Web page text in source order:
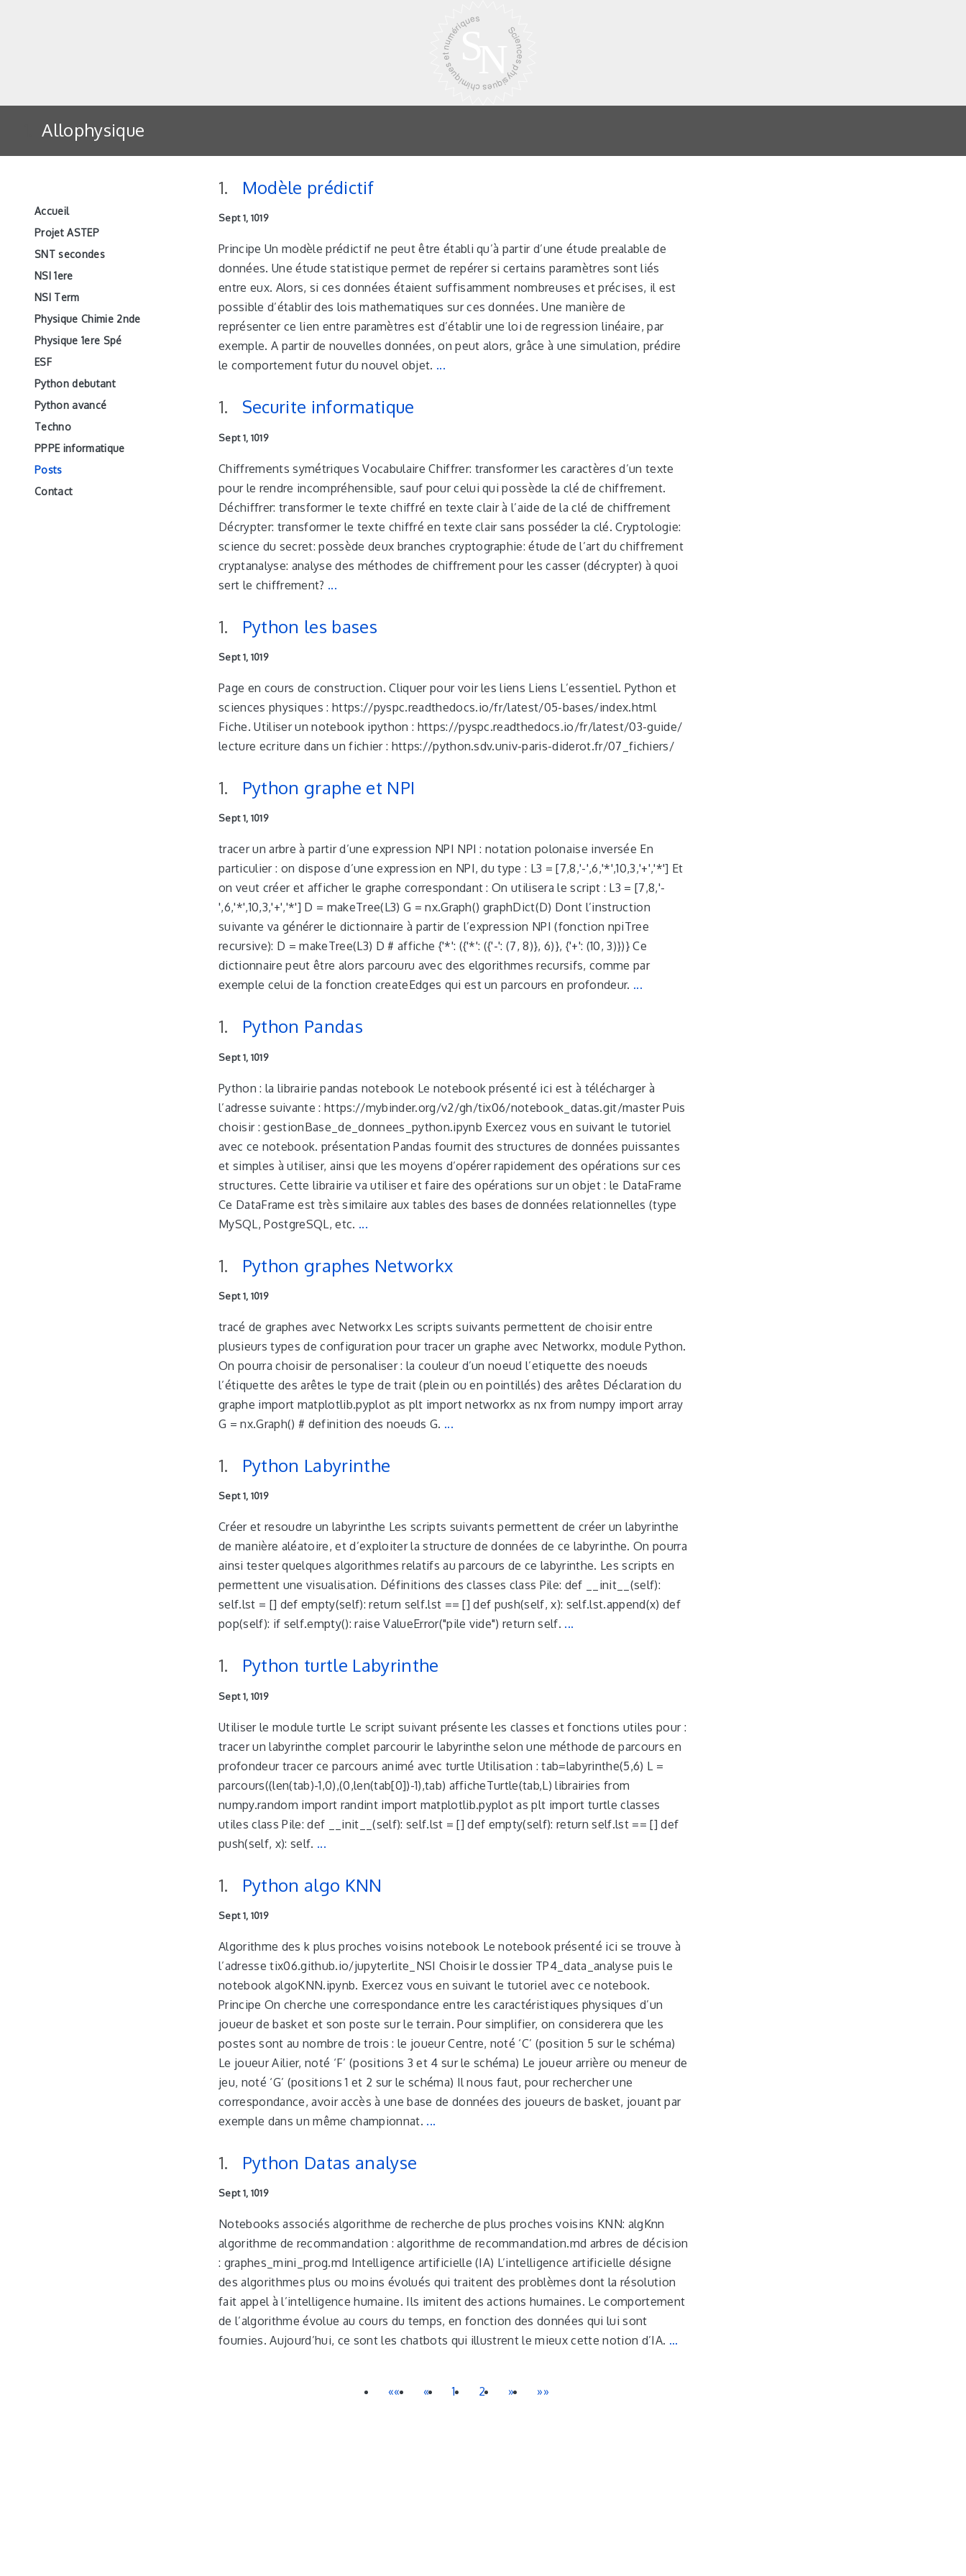
Allophysique
Accueil
Projet ASTEP
SNT secondes
NSI 1ere
NSI Term
Physique Chimie 2nde
Physique 1ere Spé
ESF
Python debutant
Python avancé
Techno
PPPE informatique
Posts
Contact
Modèle prédictif
Sept 1, 1019
Principe Un modèle prédictif ne peut être établi qu’à partir d’une étude prealable de
données. Une étude statistique permet de repérer si certains paramètres sont liés
entre eux. Alors, si ces données étaient suffisamment nombreuses et précises, il est
possible d’établir des lois mathematiques sur ces données. Une manière de
représenter ce lien entre paramètres est d’établir une loi de regression linéaire, par
exemple. A partir de nouvelles données, on peut alors, grâce à une simulation, prédire
le comportement futur du nouvel objet. ...
Securite informatique
Sept 1, 1019
Chiffrements symétriques Vocabulaire Chiffrer: transformer les caractères d’un texte
pour le rendre incompréhensible, sauf pour celui qui possède la clé de chiffrement.
Déchiffrer: transformer le texte chiffré en texte clair à l’aide de la clé de chiffrement
Décrypter: transformer le texte chiffré en texte clair sans posséder la clé. Cryptologie:
science du secret: possède deux branches cryptographie: étude de l’art du chiffrement
cryptanalyse: analyse des méthodes de chiffrement pour les casser (décrypter) à quoi
sert le chiffrement? ...
Python les bases
Sept 1, 1019
Page en cours de construction. Cliquer pour voir les liens Liens L’essentiel. Python et
sciences physiques : https://pyspc.readthedocs.io/fr/latest/05-bases/index.html
Fiche. Utiliser un notebook ipython : https://pyspc.readthedocs.io/fr/latest/03-guide/
lecture ecriture dans un fichier : https://python.sdv.univ-paris-diderot.fr/07_fichiers/
Python graphe et NPI
Sept 1, 1019
tracer un arbre à partir d’une expression NPI NPI : notation polonaise inversée En
particulier : on dispose d’une expression en NPI, du type : L3 = [7,8,'-',6,'*',10,3,'+','*'] Et
on veut créer et afficher le graphe correspondant : On utilisera le script : L3 = [7,8,'-
',6,'*',10,3,'+','*'] D = makeTree(L3) G = nx.Graph() graphDict(D) Dont l’instruction
suivante va générer le dictionnaire à partir de l’expression NPI (fonction npiTree
recursive): D = makeTree(L3) D # affiche {'*': ({'*': ({'-': (7, 8)}, 6)}, {'+': (10, 3)})} Ce
dictionnaire peut être alors parcouru avec des elgorithmes recursifs, comme par
exemple celui de la fonction createEdges qui est un parcours en profondeur. ...
Python Pandas
Sept 1, 1019
Python : la librairie pandas notebook Le notebook présenté ici est à télécharger à
l’adresse suivante : https://mybinder.org/v2/gh/tix06/notebook_datas.git/master Puis
choisir : gestionBase_de_donnees_python.ipynb Exercez vous en suivant le tutoriel
avec ce notebook. présentation Pandas fournit des structures de données puissantes
et simples à utiliser, ainsi que les moyens d’opérer rapidement des opérations sur ces
structures. Cette librairie va utiliser et faire des opérations sur un objet : le DataFrame
Ce DataFrame est très similaire aux tables des bases de données relationnelles (type
MySQL, PostgreSQL, etc. ...
Python graphes Networkx
Sept 1, 1019
tracé de graphes avec Networkx Les scripts suivants permettent de choisir entre
plusieurs types de configuration pour tracer un graphe avec Networkx, module Python.
On pourra choisir de personaliser : la couleur d’un noeud l’etiquette des noeuds
l’étiquette des arêtes le type de trait (plein ou en pointillés) des arêtes Déclaration du
graphe import matplotlib.pyplot as plt import networkx as nx from numpy import array
G = nx.Graph() # definition des noeuds G. ...
Python Labyrinthe
Sept 1, 1019
Créer et resoudre un labyrinthe Les scripts suivants permettent de créer un labyrinthe
de manière aléatoire, et d’exploiter la structure de données de ce labyrinthe. On pourra
ainsi tester quelques algorithmes relatifs au parcours de ce labyrinthe. Les scripts en
permettent une visualisation. Définitions des classes class Pile: def __init__(self):
self.lst = [] def empty(self): return self.lst == [] def push(self, x): self.lst.append(x) def
pop(self): if self.empty(): raise ValueError("pile vide") return self. ...
Python turtle Labyrinthe
Sept 1, 1019
Utiliser le module turtle Le script suivant présente les classes et fonctions utiles pour :
tracer un labyrinthe complet parcourir le labyrinthe selon une méthode de parcours en
profondeur tracer ce parcours animé avec turtle Utilisation : tab=labyrinthe(5,6) L =
parcours((len(tab)-1,0),(0,len(tab[0])-1),tab) afficheTurtle(tab,L) librairies from
numpy.random import randint import matplotlib.pyplot as plt import turtle classes
utiles class Pile: def __init__(self): self.lst = [] def empty(self): return self.lst == [] def
push(self, x): self. ...
Python algo KNN
Sept 1, 1019
Algorithme des k plus proches voisins notebook Le notebook présenté ici se trouve à
l’adresse tix06.github.io/jupyterlite_NSI Choisir le dossier TP4_data_analyse puis le
notebook algoKNN.ipynb. Exercez vous en suivant le tutoriel avec ce notebook.
Principe On cherche une correspondance entre les caractéristiques physiques d’un
joueur de basket et son poste sur le terrain. Pour simplifier, on considerera que les
postes sont au nombre de trois : le joueur Centre, noté ‘C’ (position 5 sur le schéma)
Le joueur Ailier, noté ‘F’ (positions 3 et 4 sur le schéma) Le joueur arrière ou meneur de
jeu, noté ‘G’ (positions 1 et 2 sur le schéma) Il nous faut, pour rechercher une
correspondance, avoir accès à une base de données des joueurs de basket, jouant par
exemple dans un même championnat. ...
Python Datas analyse
Sept 1, 1019
Notebooks associés algorithme de recherche de plus proches voisins KNN: algKnn
algorithme de recommandation : algorithme de recommandation.md arbres de décision
: graphes_mini_prog.md Intelligence artificielle (IA) L’intelligence artificielle désigne
des algorithmes plus ou moins évolués qui traitent des problèmes dont la résolution
fait appel à l’intelligence humaine. Ils imitent des actions humaines. Le comportement
de l’algorithme évolue au cours du temps, en fonction des données qui lui sont
fournies. Aujourd’hui, ce sont les chatbots qui illustrent le mieux cette notion d’IA. ...
«« « 1 2 » »»